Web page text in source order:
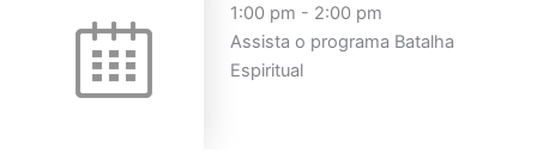
1:00 pm - 2:00 pm
Assista o programa Batalha
Espiritual